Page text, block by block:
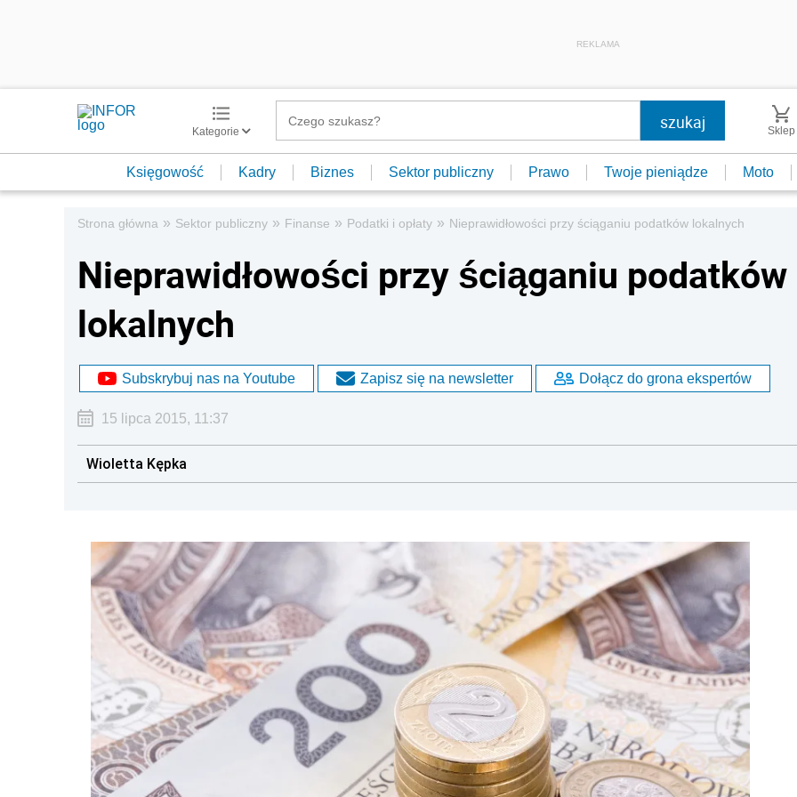
REKLAMA
Kategorie Sklep
Księgowość Kadry Biznes Sektor publiczny Prawo Twoje pieniądze Moto
Strona główna » Sektor publiczny » Finanse » Podatki i opłaty » Nieprawidłowości przy ściąganiu podatków lokalnych
Nieprawidłowości przy ściąganiu podatków
lokalnych
Subskrybuj nas na Youtube Zapisz się na newsletter Dołącz do grona ekspertów
15 lipca 2015, 11:37
Wioletta Kępka